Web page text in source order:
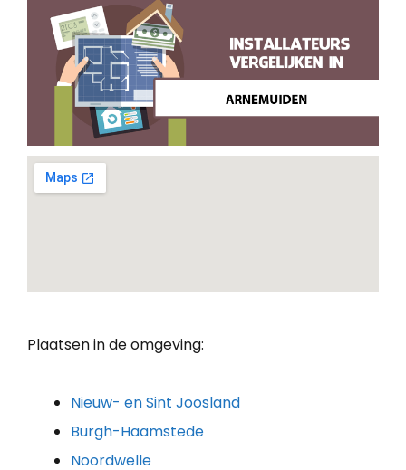
Plaatsen in de omgeving:
Nieuw- en Sint Joosland
Burgh-Haamstede
Noordwelle